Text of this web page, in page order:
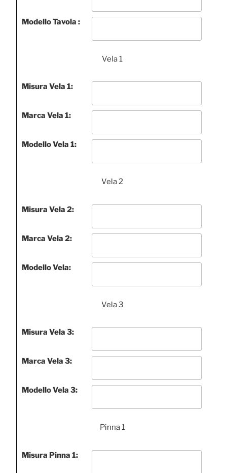
Modello Tavola :
Vela 1
Misura Vela 1:
Marca Vela 1:
Modello Vela 1:
Vela 2
Misura Vela 2:
Marca Vela 2:
Modello Vela:
Vela 3
Misura Vela 3:
Marca Vela 3:
Modello Vela 3:
Pinna 1
Misura Pinna 1: